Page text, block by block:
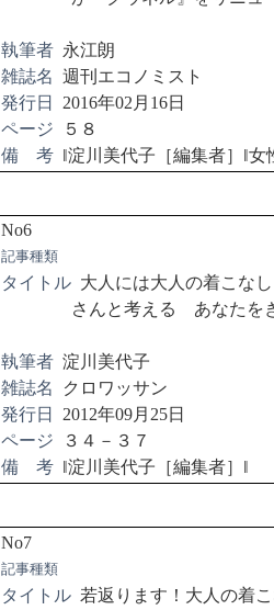
執筆者 永江朗
雑誌名 週刊エコノミスト
発行日
2016年02 月 16日
ページ
５８
備 考 ‖淀川美代子［編集者］ ‖女
No6
記事種類
タイトル 大人には大人の着こな
さんと考える あなたを
執筆者 淀川美代子
雑誌名
クロワッサン
発行日
2012年09月 25日
ページ
３４－３７
備 考 ‖淀川美代子［編集者］ ‖
No7
記事種類
タイトル 若返ります！大人の着